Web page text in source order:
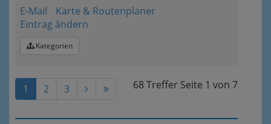
E-Mail
Karte & Routenplaner
Eintrag ändern
Kategorien
68 Treffer Seite 1 von 7
1 2 3